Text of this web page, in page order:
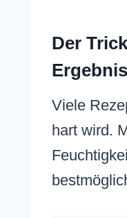
Der
Viele
hart wird.